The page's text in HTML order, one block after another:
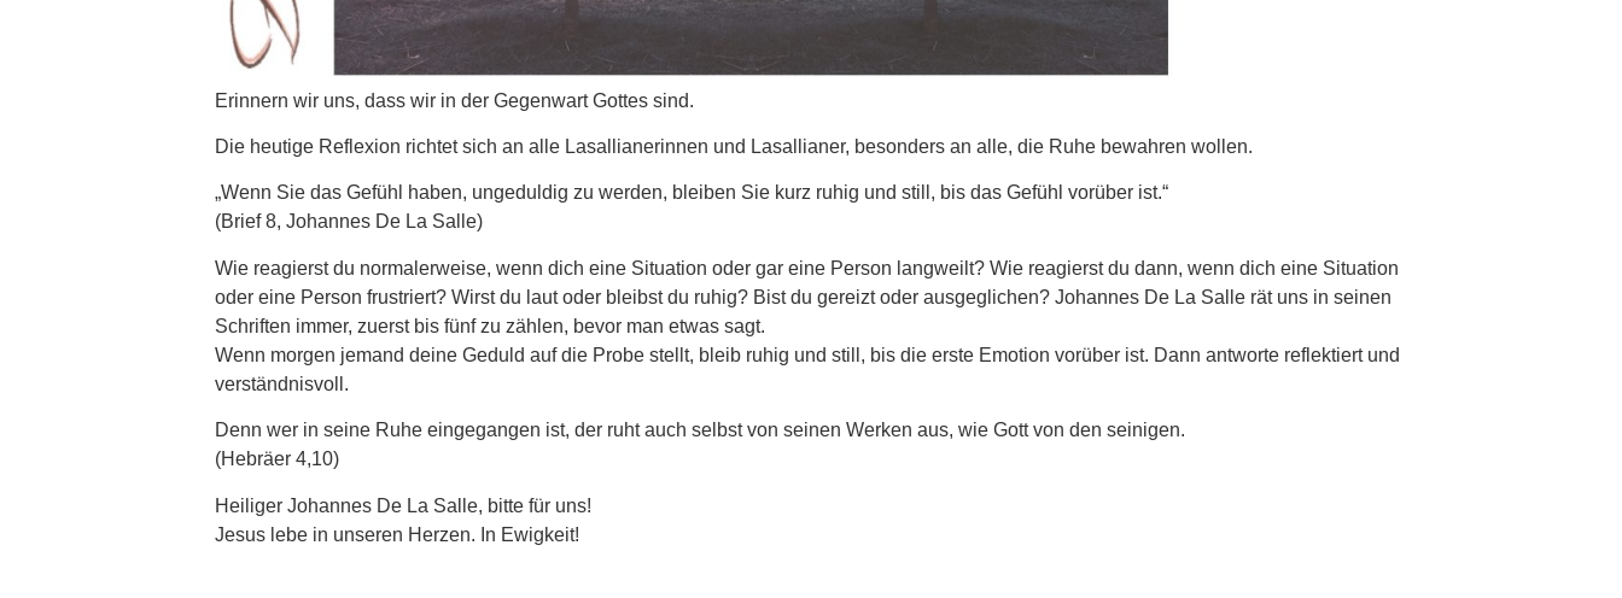
Erinnern wir uns, dass wir in der Gegenwart Gottes sind.
Die heutige Reflexion richtet sich an alle Lasallianerinnen und Lasallianer, besonders an alle, die Ruhe bewahren wollen.
„Wenn Sie das Gefühl haben, ungeduldig zu werden, bleiben Sie kurz ruhig und still, bis das Gefühl vorüber ist.“
(Brief 8, Johannes De La Salle)
Wie reagierst du normalerweise, wenn dich eine Situation oder gar eine Person langweilt? Wie reagierst du dann, wenn dich eine Situation
oder eine Person frustriert? Wirst du laut oder bleibst du ruhig? Bist du gereizt oder ausgeglichen? Johannes De La Salle rät uns in seinen
Schriften immer, zuerst bis fünf zu zählen, bevor man etwas sagt.
Wenn morgen jemand deine Geduld auf die Probe stellt, bleib ruhig und still, bis die erste Emotion vorüber ist. Dann antworte reflektiert und
verständnisvoll.
Denn wer in seine Ruhe eingegangen ist, der ruht auch selbst von seinen Werken aus, wie Gott von den seinigen.
(Hebräer 4,10)
Heiliger Johannes De La Salle, bitte für uns!
Jesus lebe in unseren Herzen. In Ewigkeit!